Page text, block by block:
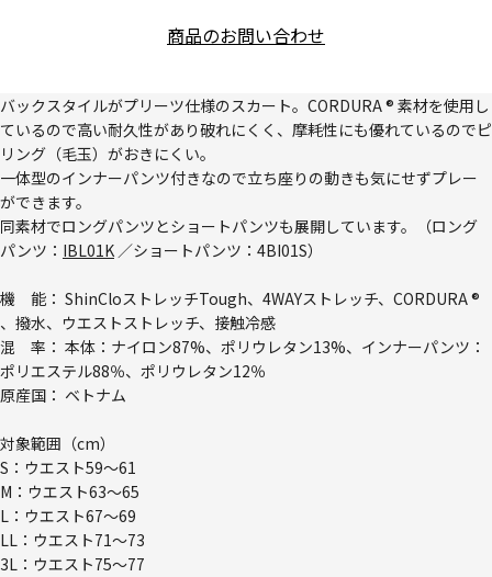
商品のお問い合わせ
バックスタイルがプリーツ仕様のスカート。CORDURA ® 素材を使用し
ているので高い耐久性があり破れにくく、摩耗性にも優れているのでピ
リング（毛玉）がおきにくい。
一体型のインナーパンツ付きなので立ち座りの動きも気にせずプレー
ができます。
同素材でロングパンツとショートパンツも展開しています。（ロング
パンツ： IBL01K ／ショートパンツ： 4BI01S）
機 能： ShinCloストレッチTough、4WAYストレッチ、CORDURA ®
、撥水、ウエストストレッチ、接触冷感
混 率： 本体：ナイロン87%、ポリウレタン13%、インナーパンツ：
ポリエステル88％、ポリウレタン12％
原産国： ベトナム
対象範囲（cm）
S：ウエスト59～61
M：ウエスト63～65
L：ウエスト67～69
LL：ウエスト71～73
3L：ウエスト75～77